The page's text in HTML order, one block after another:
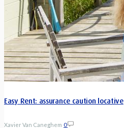
Easy Rent: assurance caution locative
Xavier Van Caneghem 0